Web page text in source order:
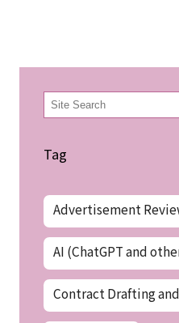
検
索
Tag
Advertisement
AI (ChatGPT and
Contract Drafting